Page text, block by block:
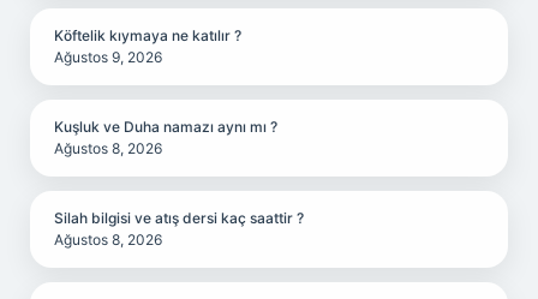
Köftelik kıymaya ne katılır ?
Ağustos 9, 2026
Kuşluk ve Duha namazı aynı mı ?
Ağustos 8, 2026
Silah bilgisi ve atış dersi kaç saattir ?
Ağustos 8, 2026